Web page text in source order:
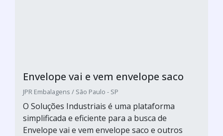
Envelope vai e vem envelope saco
JPR Embalagens / São Paulo - SP
O Soluções Industriais é uma plataforma
simplificada e eficiente para a busca de
Envelope vai e vem envelope saco e outros